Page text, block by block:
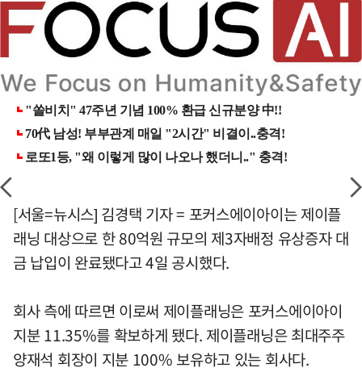
[서울=뉴시스] 김경택 기자 = 포커스에이아이는 제이플
래닝 대상으로 한 80억원 규모의 제3자배정 유상증자 대
금 납입이 완료됐다고 4일 공시했다.
회사 측에 따르면 이로써 제이플래닝은 포커스에이아이
지분 11.35%를 확보하게 됐다. 제이플래닝은 최대주주
양재석 회장이 지분 100% 보유하고 있는 회사다.